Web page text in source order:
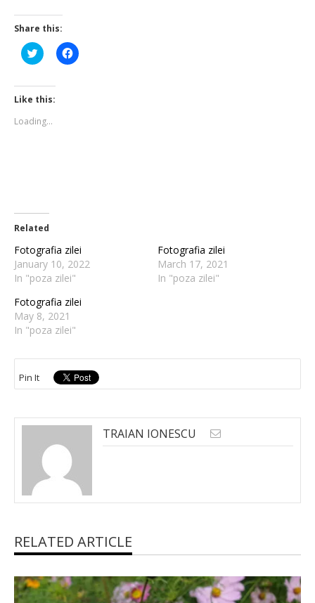
Share this:
Click
to
Twitter
(Opens
in
window)
Click
to
Like this:
Loading...
Related
Fotografia zilei
January 10, 2022
In "poza zilei"
Fotografia zilei
March 17, 2021
In "poza zilei"
Fotografia zilei
May 8, 2021
In "poza zilei"
Pin It
TRAIAN IONESCU
RELATED ARTICLE